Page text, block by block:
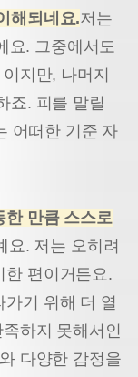
해되네요.저는
요. 그중에서도
지만, 나머지
죠. 피를 말릴
어떠한 기준 자
한 만큼 스스로
요. 저는 오히려
한 편이거든요.
기 위해 더 열
하지 못해서인
다양한 감정을